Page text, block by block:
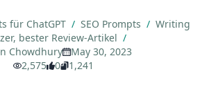
für ChatGPT / SEO Prompts / Writing
bester Review-Artikel /
Chowdhury
May 30, 2023
2,575
0 1,241